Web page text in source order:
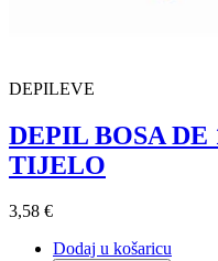
DEPILEVE
DEPIL BOSA DE
TIJELO
3,58 €
Dodaj u košaricu